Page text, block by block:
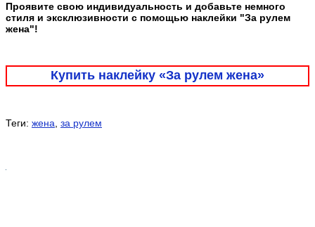
Проявите свою индивидуальность и добавьте немного
стиля и эксклюзивности с помощью наклейки "За рулем
жена"!
Купить наклейку «За рулем жена»
Теги: жена за рулем